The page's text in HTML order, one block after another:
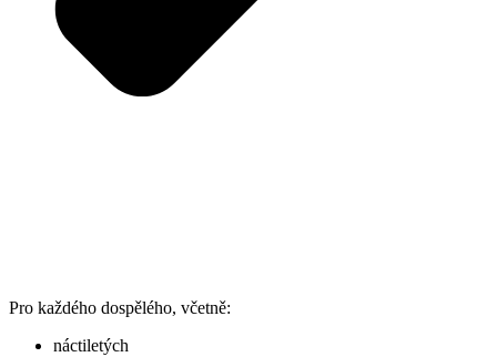
Pro každého dospělého, včetně:
náctiletých